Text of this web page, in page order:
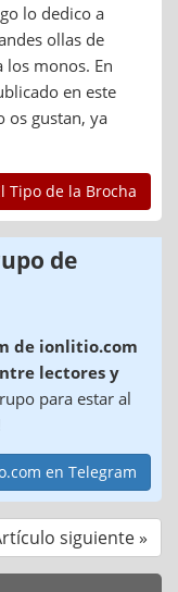
lo dedico a
ollas de
los monos. En
en este
os gustan, ya
Tipo de la Brocha
de
de ionlitio.com
lectores y
para estar al
en Telegram
siguiente »